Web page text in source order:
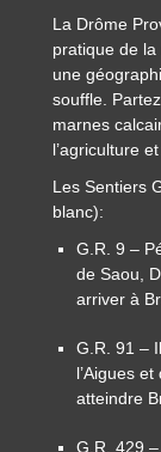
La Drôme
pratique de
une
souffle.
marnes
l’agriculture
Les Sentiers
blanc):
G.R. 9 –
de Saou,
arriver à
G.R. 91 –
l’Aigues
atteindre
G.R. 429